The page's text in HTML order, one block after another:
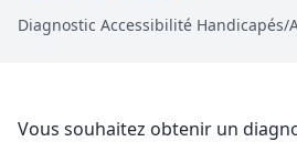
Diagnostic Accessibilité Handicapés/
Vous souhaitez obtenir un